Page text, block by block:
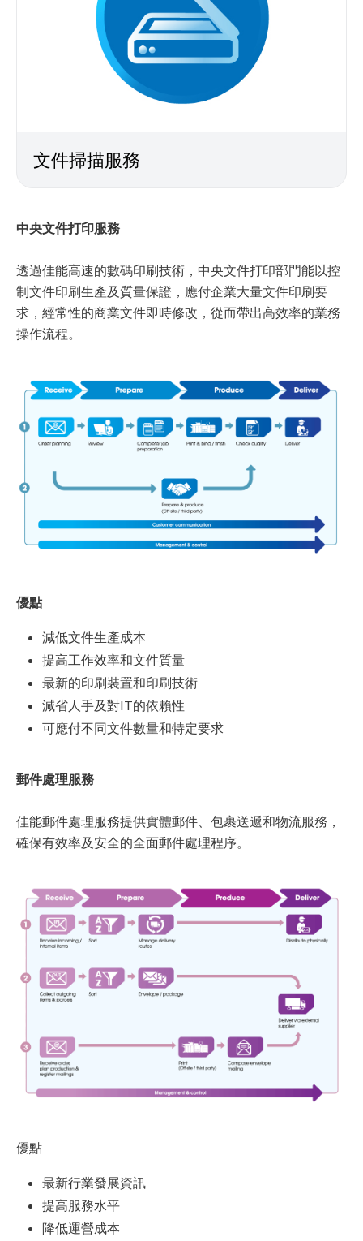
文件掃描服務
中央文件打印服務
透過佳能高速的數碼印刷技術，中央文件打印部門能以控
制文件印刷生產及質量保證，應付企業大量文件印刷要
求，經常性的商業文件即時修改，從而帶出高效率的業務
操作流程。
優點
減低文件生產成本
提高工作效率和文件質量
最新的印刷裝置和印刷技術
減省人手及對IT的依賴性
可應付不同文件數量和特定要求
郵件處理服務
佳能郵件處理服務提供實體郵件、包裹送遞和物流服務，
確保有效率及安全的全面郵件處理程序。
優點
最新行業發展資訊
提高服務水平
降低運營成本